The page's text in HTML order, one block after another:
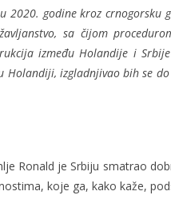
2020. godine kroz crnogorsku
sa čijom
između Holandije i
Holandiji, izgladnjivao bih se
Ronald je Srbiju smatrao
koje ga, kako kaže,